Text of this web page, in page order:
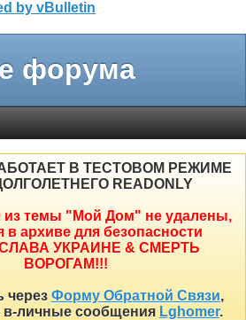
форума
В ТЕСТОВОМ РЕЖИМЕ
READONLY
из темы "Мой Дом" не удалены,
в архиве для безопасности
СЛАВА УКРАИНЕ & СМЕРТЬ
ВОРОГАМ!!!
через Форму Обратной Связи,
в-личные сообщения Lghomer.